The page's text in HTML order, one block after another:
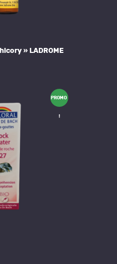
» LADROME
PROMO
!